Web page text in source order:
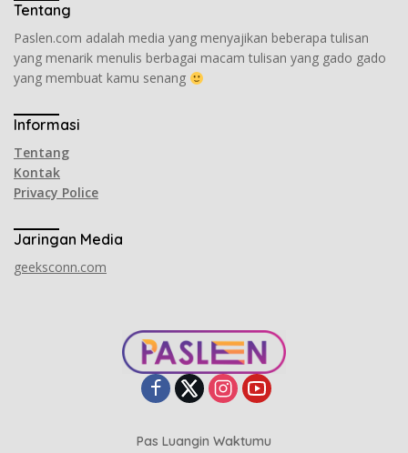
Tentang
Paslen.com adalah media yang menyajikan beberapa tulisan
yang menarik menulis berbagai macam tulisan yang gado gado
yang membuat kamu senang
Informasi
Tentang
Kontak
Privacy Police
Jaringan Media
geeksconn.com
Pas Luangin Waktumu